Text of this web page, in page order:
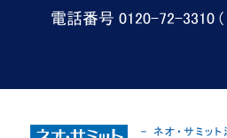
電話番号 0120-72-3310 (
- ネオ・サミッ